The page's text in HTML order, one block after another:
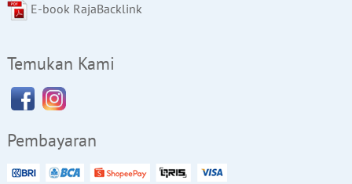
E-book RajaBacklink
Temukan Kami
Pembayaran